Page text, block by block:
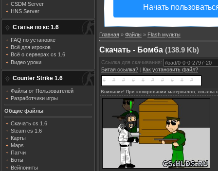
CSDM Server
HNS Server
Статьи по кс 1.6
FAQ по установке
Всё для игроков
Всё о серверах cs 1.6
Видео уроки
Counter Strike 1.6
Файлы от Пользователей
Разработчики игры
Общие файлы
Скачать cs 1.6
Steam cs 1.6
Карты
Maps
Патчи
Боты
Вейпоинты
Начать
Главная » Файлы » Flash мульты
Скачать - Бомба (138.9 Kb)
Ссылка для скачивания:
Битая ссылка? | Как установить файл?
Внимание! При копировании материалов, ссылка